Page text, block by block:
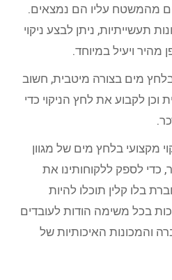
מהמשטח עליו הם נמצאים.
תעשייתיות, ניתן לבצע ניקוי
מהיר ויעיל במיוחד.
בלחץ מים בצורה מיטבית, חשוב
לקבוע את לחץ הניקוי כדי
מקצועי בלחץ מים של מגוון
כדי לספק ללקוחותינו את
בלו קלין תוכלו להיות
שתקבלו 100% איכות בכל משימה הודות לעובדים
והמכונות האיכותיות של